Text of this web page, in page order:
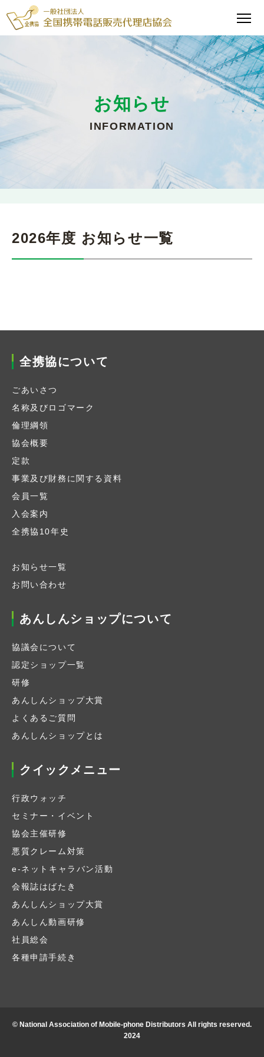
お知らせ
INFORMATION
2026年度 お知らせ一覧
全携協について
ごあいさつ
名称及びロゴマーク
倫理綱領
協会概要
定款
事業及び財務に関する資料
会員一覧
入会案内
全携協10年史
お知らせ一覧
お問い合わせ
あんしんショップについて
協議会について
認定ショップ一覧
研修
あんしんショップ大賞
よくあるご質問
あんしんショップとは
クイックメニュー
行政ウォッチ
セミナー・イベント
協会主催研修
悪質クレーム対策
e-ネットキャラバン活動
会報誌はばたき
あんしんショップ大賞
あんしん動画研修
社員総会
各種申請手続き
© National Association of Mobile-phone Distributors All rights reserved.
2024